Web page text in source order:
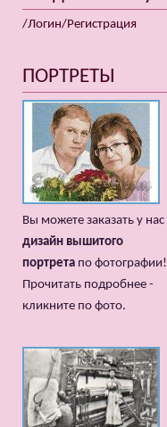
/Логин/Регистрация
ПОРТРЕТЫ
Вы можете заказать у нас
дизайн вышитого
портрета по фотографии!
Прочитать подробнее -
кликните по фото.